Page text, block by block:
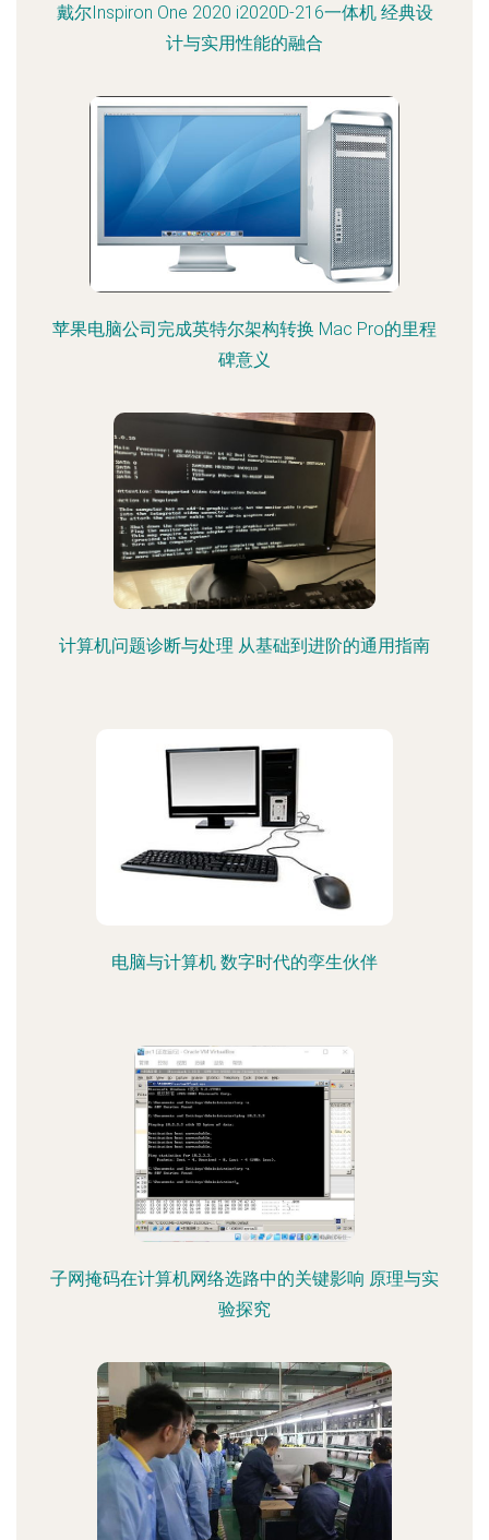
戴尔Inspiron One 2020 i2020D-216一体机 经典设
计与实用性能的融合
苹果电脑公司完成英特尔架构转换 Mac Pro的里程
碑意义
计算机问题诊断与处理 从基础到进阶的通用指南
电脑与计算机 数字时代的孪生伙伴
子网掩码在计算机网络选路中的关键影响 原理与实
验探究